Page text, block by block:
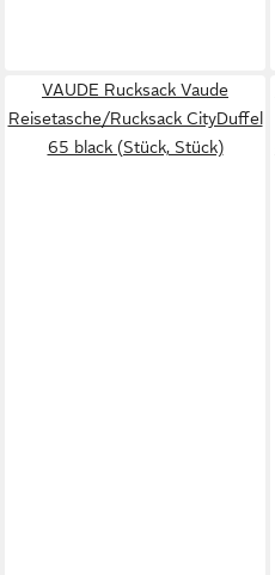
VAUDE Rucksack Vaude
Reisetasche/Rucksack CityDuffel
65 black (Stück, Stück)